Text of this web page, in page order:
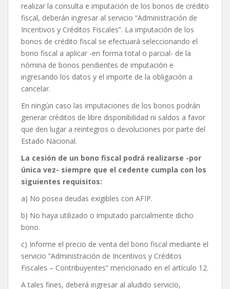
realizar la consulta e imputación de los bonos de crédito
fiscal, deberán ingresar al servicio “Administración de
Incentivos y Créditos Fiscales”. La imputación de los
bonos de crédito fiscal se efectuará seleccionando el
bono fiscal a aplicar -en forma total o parcial- de la
nómina de bonos pendientes de imputación e
ingresando los datos y el importe de la obligación a
cancelar.
En ningún caso las imputaciones de los bonos podrán
generar créditos de libre disponibilidad ni saldos a favor
que den lugar a reintegros o devoluciones por parte del
Estado Nacional.
La cesión de un bono fiscal podrá realizarse -por
única vez- siempre que el cedente cumpla con los
siguientes requisitos:
a) No posea deudas exigibles con AFIP.
b) No haya utilizado o imputado parcialmente dicho
bono.
c) Informe el precio de venta del bono fiscal mediante el
servicio “Administración de Incentivos y Créditos
Fiscales – Contribuyentes” mencionado en el artículo 12.
A tales fines, deberá ingresar al aludido servicio,